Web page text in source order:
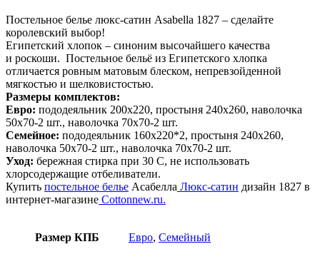
Постельное белье люкс-сатин Asabella 1827 – сделайте
королевский выбор!
Египетский хлопок – синоним высочайшего качества
и роскоши. Постельное бельё из Египетского хлопка
отличается ровным матовым блеском, непревзойденной
мягкостью и шелковистостью.
Размеры комплектов:
Евро: пододеяльник 200х220, простыня 240х260, наволочка
50х70-2 шт., наволочка 70х70-2 шт.
Семейное: пододеяльник 160х220*2, простыня 240х260,
наволочка 50х70-2 шт., наволочка 70х70-2 шт.
Уход: бережная стирка при 30 С, не использовать
хлорсодержащие отбеливатели.
Купить постельное белье Асабелла Люкс-сатин дизайн 1827 в
интернет-магазине Cottonnew.ru.
Размер КПБ Евро, Семейный